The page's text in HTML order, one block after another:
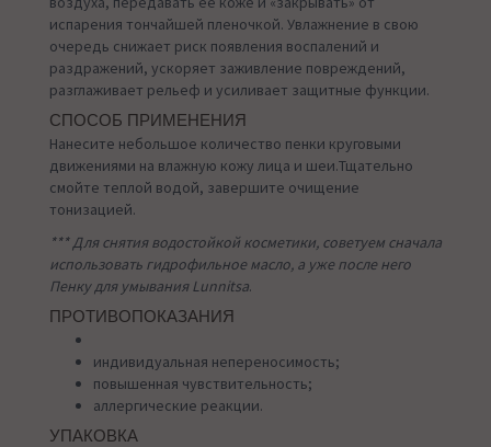
испарения тончайшей пленочкой. Увлажнение в свою
очередь снижает риск появления воспалений и
раздражений, ускоряет заживление повреждений,
разглаживает рельеф и усиливает защитные функции.
СПОСОБ ПРИМЕНЕНИЯ
Нанесите небольшое количество пенки круговыми
движениями на влажную кожу лица и шеи.Тщательно
смойте теплой водой, завершите очищение
тонизацией.
*** Для снятия водостойкой косметики, советуем сначала
использовать гидрофильное масло, а уже после него
Пенку для умывания Lunnitsa.
ПРОТИВОПОКАЗАНИЯ
индивидуальная непереносимость;
повышенная чувствительность;
аллергические реакции.
УПАКОВКА